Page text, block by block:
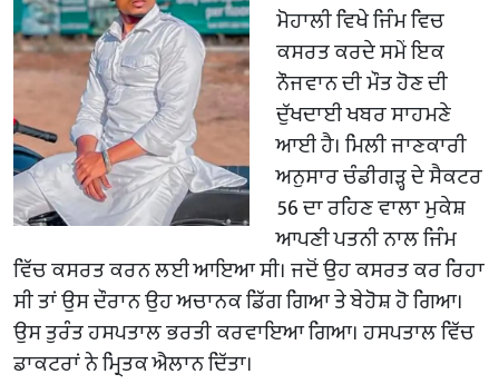
ਮੋਹਾਲੀ ਵਿਖੇ ਜਿੰਮ ਵਿਚ
ਕਸਰਤ ਕਰਦੇ ਸਮੇਂ ਇਕ
ਨੌਜਵਾਨ ਦੀ ਮੌਤ ਹੋਣ ਦੀ
ਦੁੱਖਦਾਈ ਖਬਰ ਸਾਹਮਣੇ
ਆਈ ਹੈ। ਮਿਲੀ ਜਾਣਕਾਰੀ
ਅਨੁਸਾਰ ਚੰਡੀਗੜ੍ਹ ਦੇ ਸੈਕਟਰ
56 ਦਾ ਰਹਿਣ ਵਾਲਾ ਮੁਕੇਸ਼
ਆਪਣੀ ਪਤਨੀ ਨਾਲ ਜਿੰਮ
ਵਿੱਚ ਕਸਰਤ ਕਰਨ ਲਈ ਆਇਆ ਸੀ। ਜਦੋਂ ਉਹ ਕਸਰਤ ਕਰ ਰਿਹਾ
ਸੀ ਤਾਂ ਉਸ ਦੌਰਾਨ ਉਹ ਅਚਾਨਕ ਡਿੱਗ ਗਿਆ ਤੇ ਬੇਹੋਸ਼ ਹੋ ਗਿਆ।
ਉਸ ਤੁਰੰਤ ਹਸਪਤਾਲ ਭਰਤੀ ਕਰਵਾਇਆ ਗਿਆ। ਹਸਪਤਾਲ ਵਿੱਚ
ਡਾਕਟਰਾਂ ਨੇ ਮ੍ਰਿਤਕ ਐਲਾਨ ਦਿੱਤਾ।